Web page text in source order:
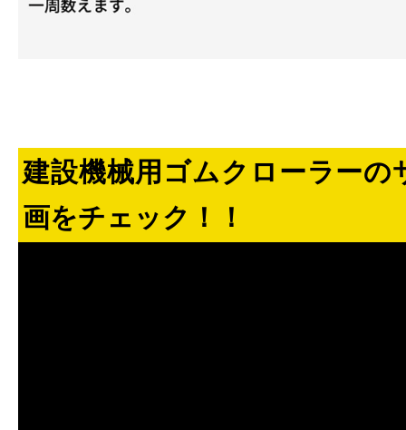
建設機械用ゴムクローラーの
画をチェック！！